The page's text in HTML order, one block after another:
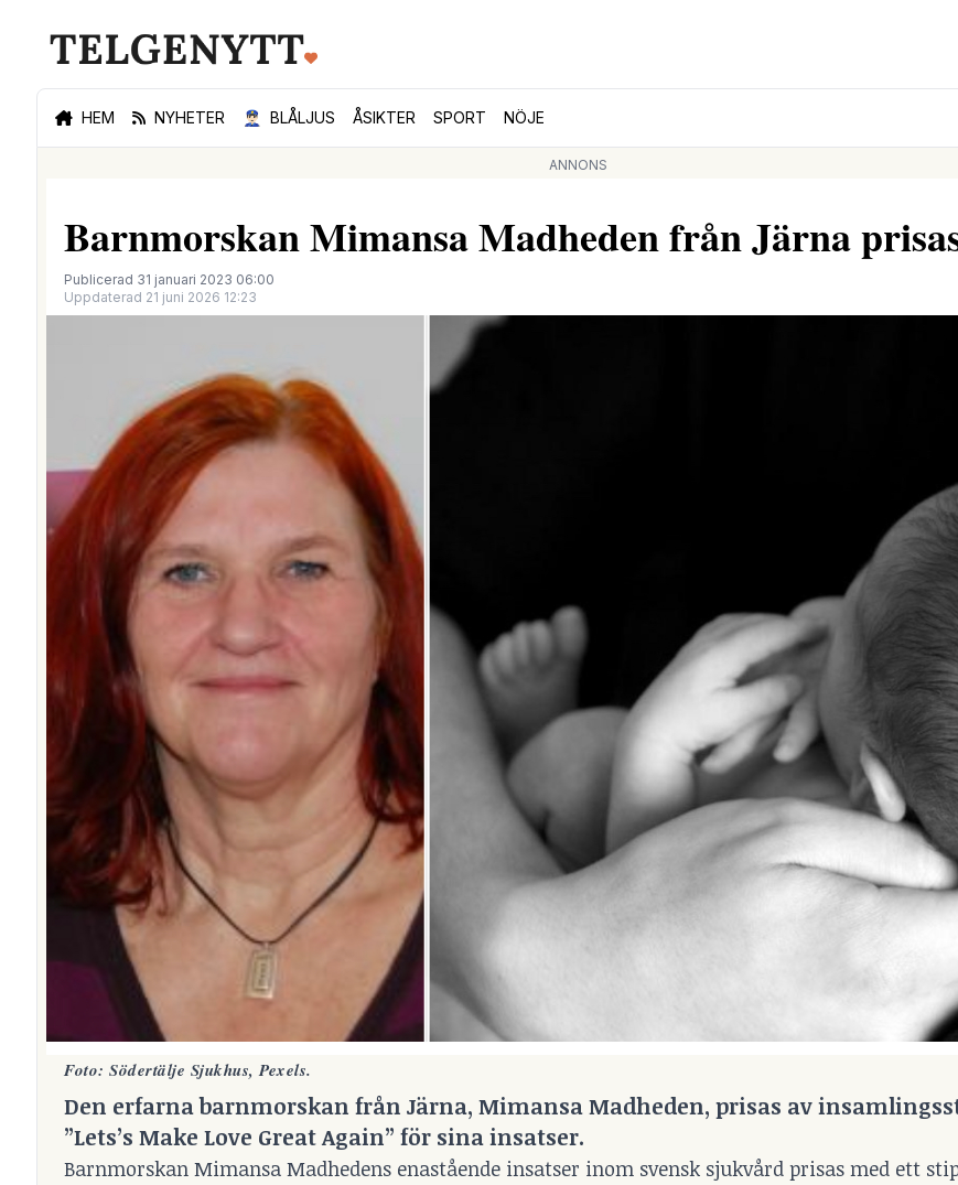
HEM NYHETER 👮🏻‍♂️ BLÅLJUS ÅSIKTER SPORT NÖJE
ANNONS
Barnmorskan Mimansa Madheden från Järna
Publicerad 31 januari 2023 06:00
Uppdaterad 21 juni 2026 12:23
Foto: Södertälje Sjukhus, Pexels.
Den erfarna barnmorskan från Järna, Mimansa Madheden, prisas av
”Lets’s Make Love Great Again” för sina insatser.
Barnmorskan Mimansa Madhedens enastående insatser inom svensk sjukvård prisas med ett